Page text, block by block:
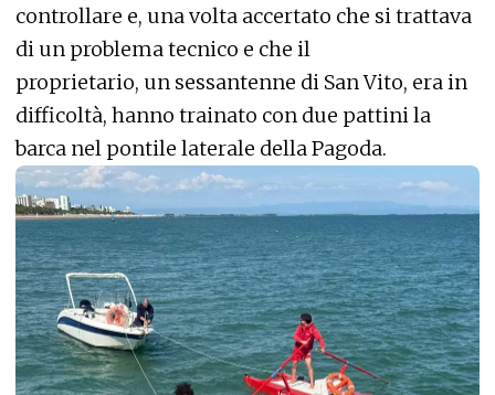
controllare e, una volta accertato che si trattava
di un problema tecnico e che il
proprietario, un sessantenne di San Vito, era in
difficoltà, hanno trainato con due pattini la
barca nel pontile laterale della Pagoda.